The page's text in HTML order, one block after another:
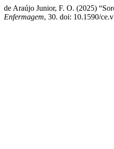
de Araújo Junior, F. O. (2025)
Enfermagem, 30. doi: 10.1590/